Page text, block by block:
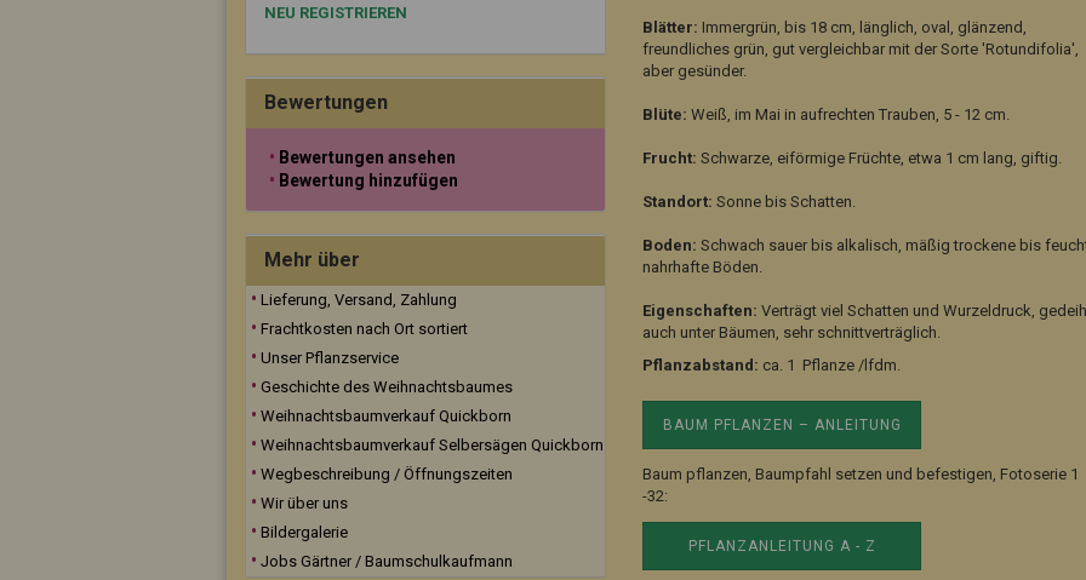
Blätter: Immergrün, bis 18 cm, länglich, oval, glänzend,
freundliches grün, gut vergleichbar mit der Sorte 'Rotundifolia',
aber gesünder.
Blüte: Weiß, im Mai in aufrechten Trauben, 5 - 12 cm.
Frucht: Schwarze, eiförmige Früchte, etwa 1 cm lang, giftig.
Standort: Sonne bis Schatten.
Boden: Schwach sauer bis alkalisch, mäßig trockene bis
nahrhafte Böden.
Eigenschaften: Verträgt viel Schatten und Wurzeldruck,
auch unter Bäumen, sehr schnittverträglich.
Pflanzabstand: ca. 1 Pflanze /lfdm.
BAUM PFLANZEN – ANLEITUNG
Baum pflanzen, Baumpfahl setzen und befestigen, Fotoserie 1
-32:
PFLANZANLEITUNG A - Z
NEU REGISTRIEREN
Bewertungen
Bewertungen ansehen
Bewertung hinzufügen
Mehr über
Lieferung, Versand, Zahlung
Frachtkosten nach Ort sortiert
Unser Pflanzservice
Geschichte des Weihnachtsbaumes
Weihnachtsbaumverkauf Quickborn
Weihnachtsbaumverkauf Selbersägen Quickborn
Wegbeschreibung / Öffnungszeiten
Wir über uns
Bildergalerie
Jobs Gärtner / Baumschulkaufmann